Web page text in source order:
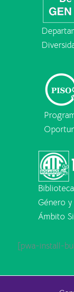
Género
Ámbito
[pwa-install-